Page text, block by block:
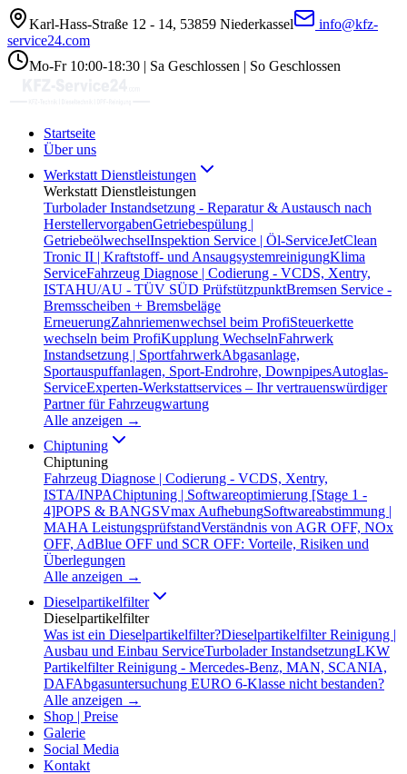
Karl-Hass-Straße 12 - 14, 53859 Niederkassel
info@kfz-
service24.com
Mo-Fr 10:00-18:30 | Sa Geschlossen | So Geschlossen
Startseite
Über uns
Werkstatt Dienstleistungen
Werkstatt Dienstleistungen
Turbolader Instandsetzung - Reparatur & Austausch nach
HerstellervorgabenGetriebespülung |
GetriebeölwechselInspektion Service | Öl-ServiceJetClean
Tronic II | Kraftstoff- und AnsaugsystemreinigungKlima
ServiceFahrzeug Diagnose | Codierung - VCDS, Xentry,
ISTAHU/AU - TÜV SÜD PrüfstützpunktBremsen Service -
Bremsscheiben + Bremsbeläge
ErneuerungZahnriemenwechsel beim ProfiSteuerkette
wechseln beim ProfiKupplung WechselnFahrwerk
Instandsetzung | SportfahrwerkAbgasanlage,
Sportauspuffanlagen, Sport-Endrohre, DownpipesAutoglas-
ServiceExperten-Werkstattservices – Ihr vertrauenswürdiger
Partner für Fahrzeugwartung
Alle anzeigen →
Chiptuning
Chiptuning
Fahrzeug Diagnose | Codierung - VCDS, Xentry,
ISTA/INPAChiptuning | Softwareoptimierung [Stage 1 -
4]POPS & BANGSVmax AufhebungSoftwareabstimmung |
MAHA LeistungsprüfstandVerständnis von AGR OFF, NOx
OFF, AdBlue OFF und SCR OFF: Vorteile, Risiken und
Überlegungen
Alle anzeigen →
Dieselpartikelfilter
Dieselpartikelfilter
Was ist ein Dieselpartikelfilter?Dieselpartikelfilter Reinigung |
Ausbau und Einbau ServiceTurbolader InstandsetzungLKW
Partikelfilter Reinigung - Mercedes-Benz, MAN, SCANIA,
DAFAbgasuntersuchung EURO 6-Klasse nicht bestanden?
Alle anzeigen →
Shop | Preise
Galerie
Social Media
Kontakt